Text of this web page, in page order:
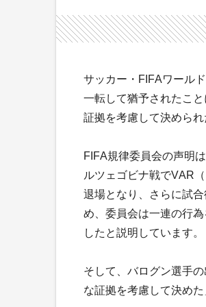
サッカー・FIFAワール
一転して猶予されたこ
証拠を考慮して決めら
FIFA規律委員会の声明
ルツェゴビナ戦でVAR
退場となり、さらに試
め、委員会は一連の行
したと説明しています。
そして、バログン選手
な証拠を考慮して決め